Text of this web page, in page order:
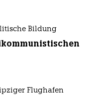
Bildung
Flughafen